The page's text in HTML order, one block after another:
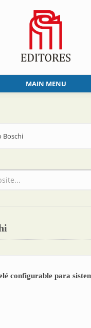
MAIN MENU
Boschi
configurable para